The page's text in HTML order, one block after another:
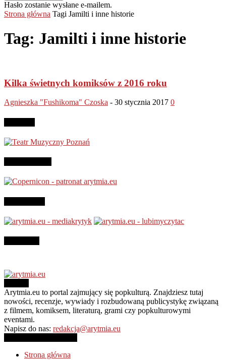
Hasło zostanie wysłane e-mailem.
Strona główna Tagi Jamilti i inne historie
Tag: Jamilti i inne historie
Kilka świetnych komiksów z 2016 roku
Agnieszka "Fushikoma" Czoska - 30 stycznia 2017 0
Arytmia.eu to portal zajmujący się popkulturą. Znajdziesz tutaj
nowości, recenzje, wywiady i rozbudowaną publicystykę związaną
z filmem, komiksem, literaturą, grami czy popkulturowymi
eventami.
Napisz do nas: redakcja@arytmia.eu
Strona główna